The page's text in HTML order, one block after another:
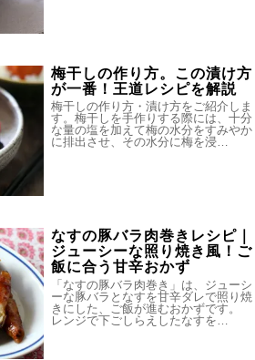
梅干しの作り方。この漬け方
が一番！王道レシピを解説
梅干しの作り方・漬け方をご紹介しま
す。梅干しを手作りする際には、十分
な量の塩を加えて梅の水分をすみやか
に排出させ、その水分に梅を浸…
なすの豚バラ肉巻きレシピ｜
ジューシーな照り焼き風！ご
飯に合う甘辛おかず
「なすの豚バラ肉巻き」は、ジューシ
ーな豚バラとなすを甘辛ダレで照り焼
きにした、ご飯が進むおかずです。
レンジで下ごしらえしたなすを…